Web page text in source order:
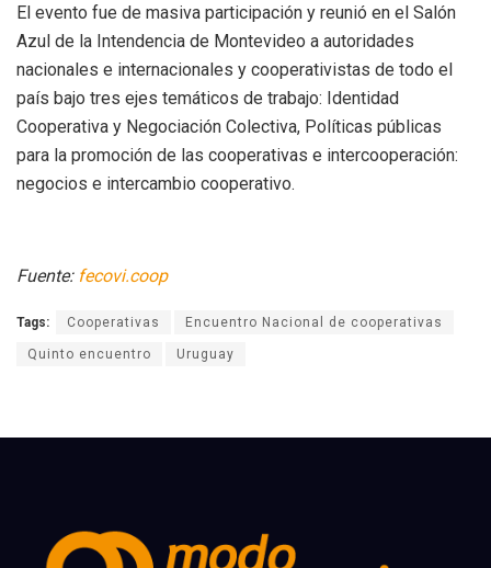
El evento fue de masiva participación y reunió en el Salón
Azul de la Intendencia de Montevideo a autoridades
nacionales e internacionales y cooperativistas de todo el
país bajo tres ejes temáticos de trabajo: Identidad
Cooperativa y Negociación Colectiva, Políticas públicas
para la promoción de las cooperativas e intercooperación:
negocios e intercambio cooperativo.
Fuente: fecovi.coop
Tags: Cooperativas Encuentro Nacional de cooperativas
Quinto encuentro Uruguay